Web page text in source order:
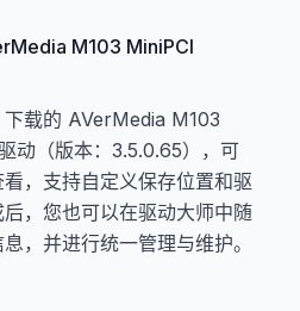
M103 MiniPCI
下载的 AVerMedia M103
动（版本：3.5.0.65），可
，支持自定义保存位置和驱
，您也可以在驱动大师中随
，并进行统一管理与维护。